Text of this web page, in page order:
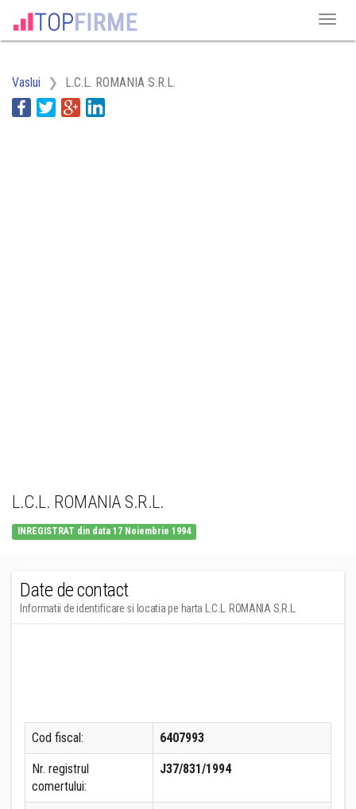
Vaslui L.C.L. ROMANIA S.R.L.
L.C.L. ROMANIA S.R.L.
INREGISTRAT din data 17 Noiembrie 1994
Date de contact
Informatii de identificare si locatia pe harta L.C.L. ROMANIA S.R.L.
Cod fiscal: 6407993
Nr. registrul
comertului:
J37/831/1994